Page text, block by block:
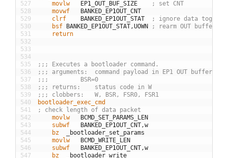
527
528
529
530
531
532
533
534
535
536
537
538
539
540
541
542
543
544
545
546
547
	movlw
EP1 OUT BUF SIZE
; set CNT
	movwf
BANKED EP1OUT CNT
	clrf
BANKED EP1OUT STAT
; ignore data toggle
	bsf
BANKED EP1OUT STAT,UOWN
; rearm OUT buffer
	return
;;; Executes a bootloader command.
;;; arguments:	command payload in EP1 OUT buffer
;;; 		BSR=0
;;; returns:	status code in W
;;; clobbers:	W, BSR, FSR0, FSR1
bootloader_exec_cmd
; check length of data packet
	movlw
BCMD SET PARAMS
LEN
	subwf
BANKED EP1OUT CNT,w
	bz
bootloader set
params
	movlw
BCMD WRITE
LEN
	subwf
BANKED EP1OUT CNT,w
	bz
bootloader write